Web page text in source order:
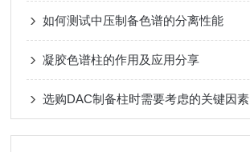
如何测试中压制备色谱的分离性能
凝胶色谱柱的作用及应用分享
选购DAC制备柱时需要考虑的关键因素